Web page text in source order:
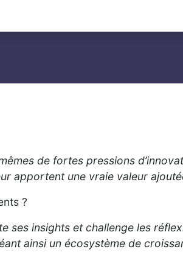
de fortes pressions
apportent une vraie valeur
?
ses insights et challenge les
ainsi un écosystème de